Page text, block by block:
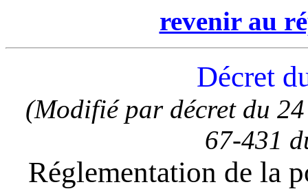
revenir au
Décret
(Modifié par décret du
67-431
Réglementation de la